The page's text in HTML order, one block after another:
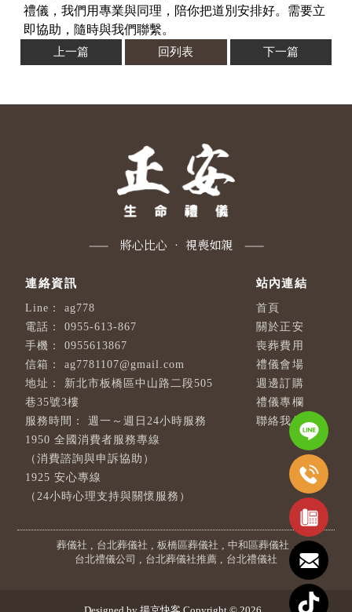
禮儀，我們用專業與同理，陪你把道別安排好。需要立
即協助，隨時與我們聯繫。
上一篇 回列表 下一篇
ag778
0955-613-867
0955613867
ag7781107@gmail.com
新北市板橋區中山路二段505
巷35號3樓
週一～週日24小時服務
1950 全國消費者服務專線
（消費諮詢與申訴協助）
1925 安心專線
（24小時心理支持與關懷服務）
首頁
關於正安
喪葬費用
禮儀會場
週邊訂購
禮儀專欄
聯絡我們
葬儀社 台北葬儀社 板橋區葬儀社
中和區葬儀社
台北禮儀公司
台北葬儀社推薦 台北禮儀社